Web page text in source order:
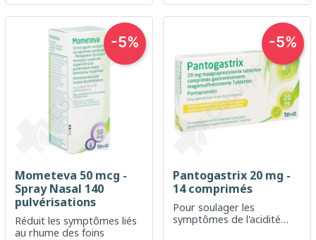
Mometeva 50 mcg -
Spray Nasal 140
pulvérisations
Réduit les symptômes liés
au rhume des foins
-5%
Pantogastrix 20 mg -
14 comprimés
Pour soulager les
symptômes de l'acidité
-5%